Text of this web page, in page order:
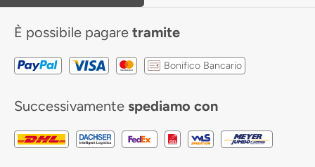
È possibile pagare tramite
Bonifico Bancario
Successivamente spediamo con